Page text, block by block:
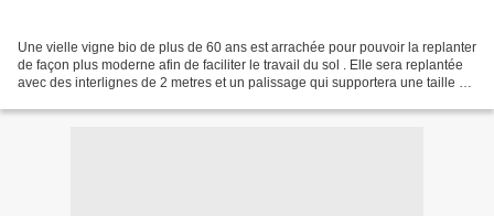
Une vielle vigne bio de plus de 60 ans est arrachée pour pouvoir la replanter
de façon plus moderne afin de faciliter le travail du sol . Elle sera replantée
avec des interlignes de 2 metres et un palissage qui supportera une taille en